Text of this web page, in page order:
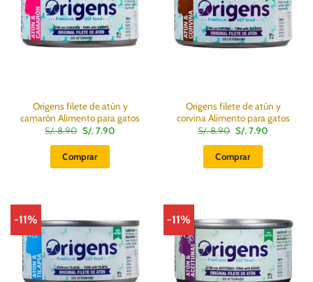
Origens filete de atún y
camarón Alimento para gatos
S/.8.90 El
precio
original
era:
S/.
S/.7.90El
Comprar
Origens filete de atún y
corvina Alimento para gatos
S/.8.90 El
precio
original
era:
S/.
S/.7.90El
Comprar
-11% -11%